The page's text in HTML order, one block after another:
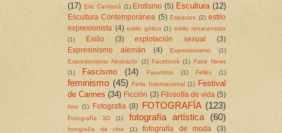
(17) Eric Cantoná (1) Erotismo (5) Escultura (12)
Escultura Contemporánea (5) Espacios (2) estilo
expresionista (4) estilo gótico (1) estilo renacentista
(1)
Exilio (3) explotación sexual
(3)
Expresinismo alemán
(4) Expresionismo
(1)
Expresionismo Abstracto (2) Facebook (1) Fake News
(1)
Fascismo (14) Fauvismo (1) Fellini (1)
feminismo (45) Feria Internacional (1) Festival
de Cannes (34) Ficción (3) Filosofía de vida (5)
foto (1) Fotografia (8) FOTOGRAFÍA (123)
Fotografía 3D (1) fotografía artística (60)
fotografía de cine (1) fotografía de moda (3)